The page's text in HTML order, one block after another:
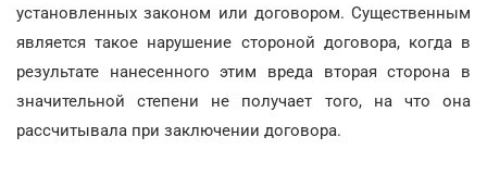
установленных законом или договором. Существенным
является такое нарушение стороной договора, когда в
результате нанесенного этим вреда вторая сторона в
значительной степени не получает того, на что она
рассчитывала при заключении договора.